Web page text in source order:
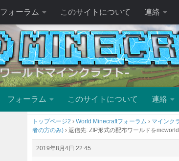
フォーラム このサイトについて 連絡
フォーラム このサイトについて 連絡
トップページ2 › World Minecraftフォーラム › マインク
者の方のみ) › 返信先: ZIP形式の配布ワールドを
2019年8月4日 22:45